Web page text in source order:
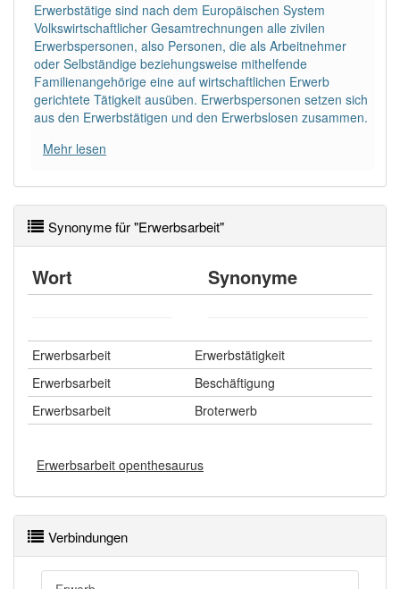
Wörter mit Endung-erwerbsarbeitaber mit einem
anderen Artikel die: 0
83% unserer Spielapp-Nutzer haben den Artikel
korrekt erraten.
Erwerbstätige sind nach dem Europäischen System
Volkswirtschaftlicher Gesamtrechnungen alle zivilen
Erwerbspersonen, also Personen, die als Arbeitnehmer
oder Selbständige beziehungsweise mithelfende
Familienangehörige eine auf wirtschaftlichen Erwerb
gerichtete Tätigkeit ausüben. Erwerbspersonen setzen sich
aus den Erwerbstätigen und den Erwerbslosen zusammen.
Mehr lesen
Synonyme für "Erwerbsarbeit"
Wort Synonyme
Erwerbsarbeit
Erwerbstätigkeit
Erwerbsarbeit
Beschäftigung
Erwerbsarbeit
Broterwerb
Erwerbsarbeit openthesaurus
Verbindungen